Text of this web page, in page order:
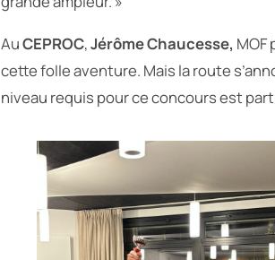
AuCEPROC,Jérôme Chaucesse, MOF
cette folle aventure. Mais la route
niveau requis pour ce concours est